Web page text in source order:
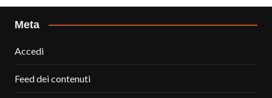
Meta
Accedi
Feed dei contenuti